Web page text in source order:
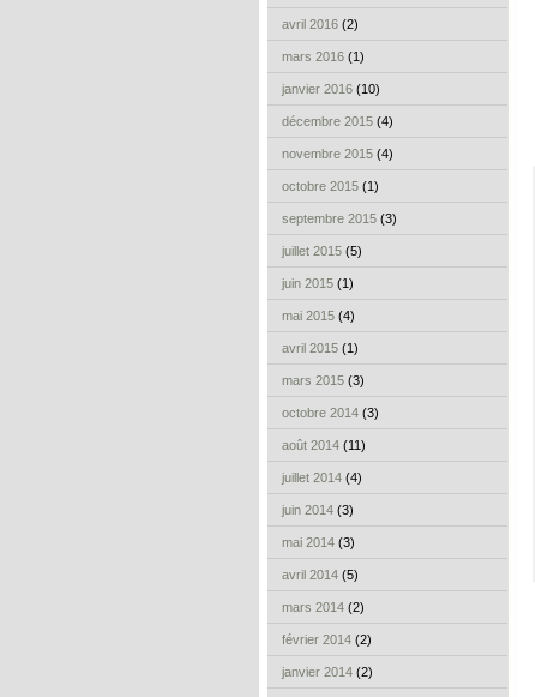
avril 2016 (2)
mars 2016 (1)
janvier 2016 (10)
décembre 2015 (4)
novembre 2015 (4)
octobre 2015 (1)
septembre 2015 (3)
juillet 2015 (5)
juin 2015 (1)
mai 2015 (4)
avril 2015 (1)
mars 2015 (3)
octobre 2014 (3)
août 2014 (11)
juillet 2014 (4)
juin 2014 (3)
mai 2014 (3)
avril 2014 (5)
mars 2014 (2)
février 2014 (2)
janvier 2014 (2)